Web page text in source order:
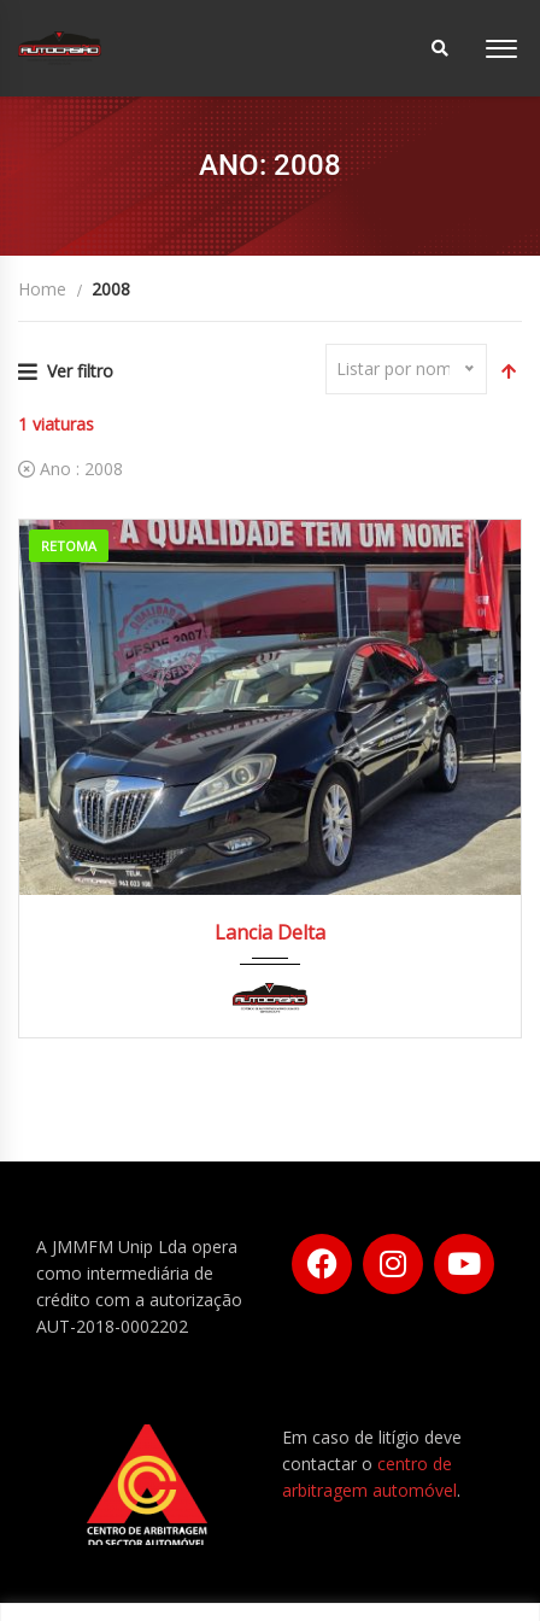
ANO: 2008
Home 2008
Ver filtro Listar por nome
1 viaturas
Ano : 2008
RETOMA
Lancia Delta
A JMMFM Unip Lda opera
como intermediária de
crédito com a autorização
AUT-2018-0002202
Em caso de litígio deve
contactar o centro de
arbitragem automóvel.